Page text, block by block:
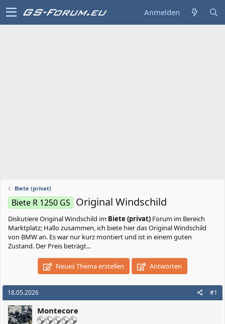
Anmelden
Biete (privat)
Biete R 1250 GS Original Windschild
DiskutiereOriginal Windschild im Biete (privat) Forum im Bereich
Marktplatz; Hallo zusammen, ich biete hier das Original Windschild
von BMW an. Es war nur kurz montiert und ist in einem guten
Zustand. Der Preis beträgt...
Neues Thema erstellen Antworten
18.05.2026 #1
Montecore